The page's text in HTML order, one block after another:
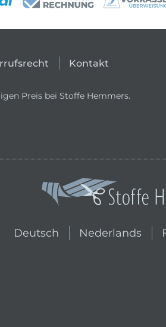
Kontakt
Preis bei Stoffe Hemmers.
Deutsch Nederlands
In den In